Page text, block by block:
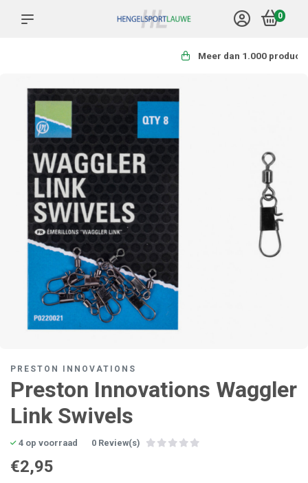
0
Meer dan 1.000 producten
PRESTON INNOVATIONS
Preston Innovations Waggler
Link Swivels
4 op voorraad 0 Review(s)
€2,95